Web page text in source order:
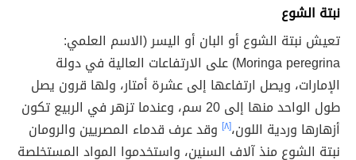
نبتة الشوع
تعيش نبتة الشوع أو البان أو اليسر (الاسم العلمي:
Moringa peregrina) على الارتفاعات العالية في دولة
الإمارات، ويصل ارتفاعها إلى عشرة أمتار، ولها قرون يصل
طول الواحد منها إلى 20 سم، وعندما تزهر في الربيع تكون
أزهارها وردية اللون،[٨]
وقد عرف قدماء المصريين والرومان
نبتة الشوع منذ آلاف السنين، واستخدموا المواد المستخلصة